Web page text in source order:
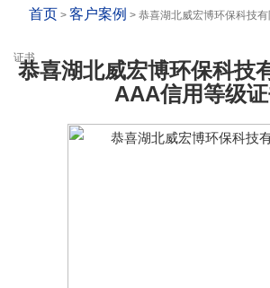
首页 > 客户案例 > 恭喜湖北威宏博环保科技
证书
恭喜湖北威宏博环保科技
AAA信用等级